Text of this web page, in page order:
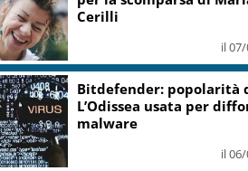
Cerilli
il
Bitdefender: popolarità
L’Odissea usata per
malware
il